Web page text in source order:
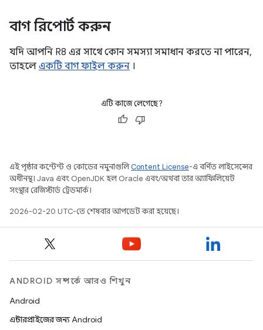
বাগ রিপোর্ট করুন
যদি আপনি R8 এর সাথে কোন সমস্যা সমাধান করতে না পারেন,
তাহলে একটি বাগ ফাইল করুন ।
এটি কাজে লেগেছে?
এই পৃষ্ঠার কন্টেন্ট ও কোডের নমুনাগুলিContent License-এ বর্ণিত লাইসেন্সের
অধীনস্থ। Java এবং OpenJDK হল Oracle এবং/অথবা তার অ্যাফিলিয়েট
সংস্থার রেজিস্টার্ড ট্রেডমার্ক।
2026-02-20 UTC-তে শেষবার আপডেট করা হয়েছে।
ANDROID সম্পর্কে আরও শিখুন
Android
এন্টারপ্রাইজের জন্য Android